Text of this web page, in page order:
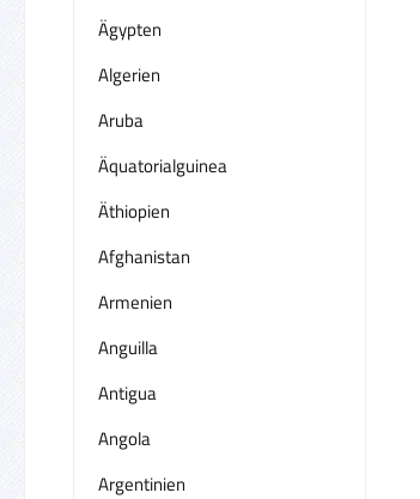
Ägypten
Algerien
Aruba
Äquatorialguinea
Äthiopien
Afghanistan
Armenien
Anguilla
Antigua
Angola
Argentinien